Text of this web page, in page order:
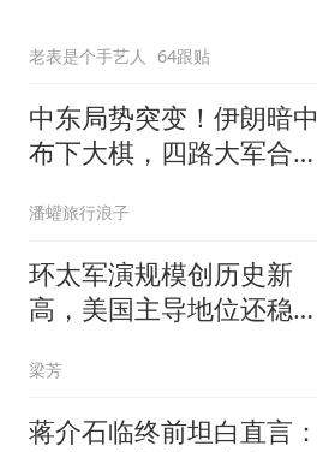
老表是个手艺人 64跟贴
中东局势突变！伊朗暗中
布下大棋，四路大军合
潘蠸旅行浪子
环太军演规模创历史新
高，美国主导地位还稳得
梁芳
蒋介石临终前坦白直言：